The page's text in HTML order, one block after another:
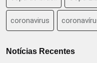
coronavirus
Notícias Recentes